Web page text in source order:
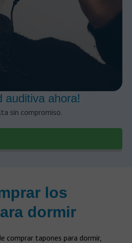
auditiva ahora!
sin compromiso.
los
dormir
comprar tapones para dormir,